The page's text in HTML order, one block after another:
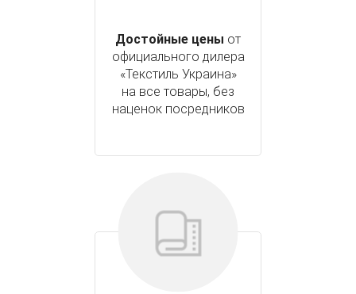
Достойные цены от
официального дилера
«Текстиль Украина»
на все товары, без
наценок посредников